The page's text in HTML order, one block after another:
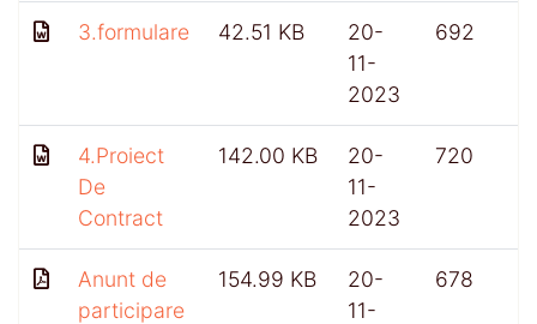
3.formulare 42.51 KB
20-
11-
2023
692
4.Proiect
De
Contract
142.00 KB
20-
11-
2023
720
Anunt de
participare
154.99 KB
20-
11-
678